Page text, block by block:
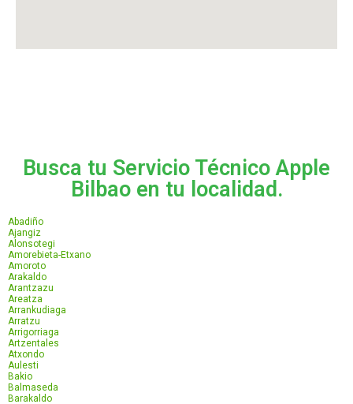
Busca tu Servicio Técnico Apple
Bilbao en tu localidad.
Abadiño
Ajangiz
Alonsotegi
Amorebieta-Etxano
Amoroto
Arakaldo
Arantzazu
Areatza
Arrankudiaga
Arratzu
Arrigorriaga
Artzentales
Atxondo
Aulesti
Bakio
Balmaseda
Barakaldo